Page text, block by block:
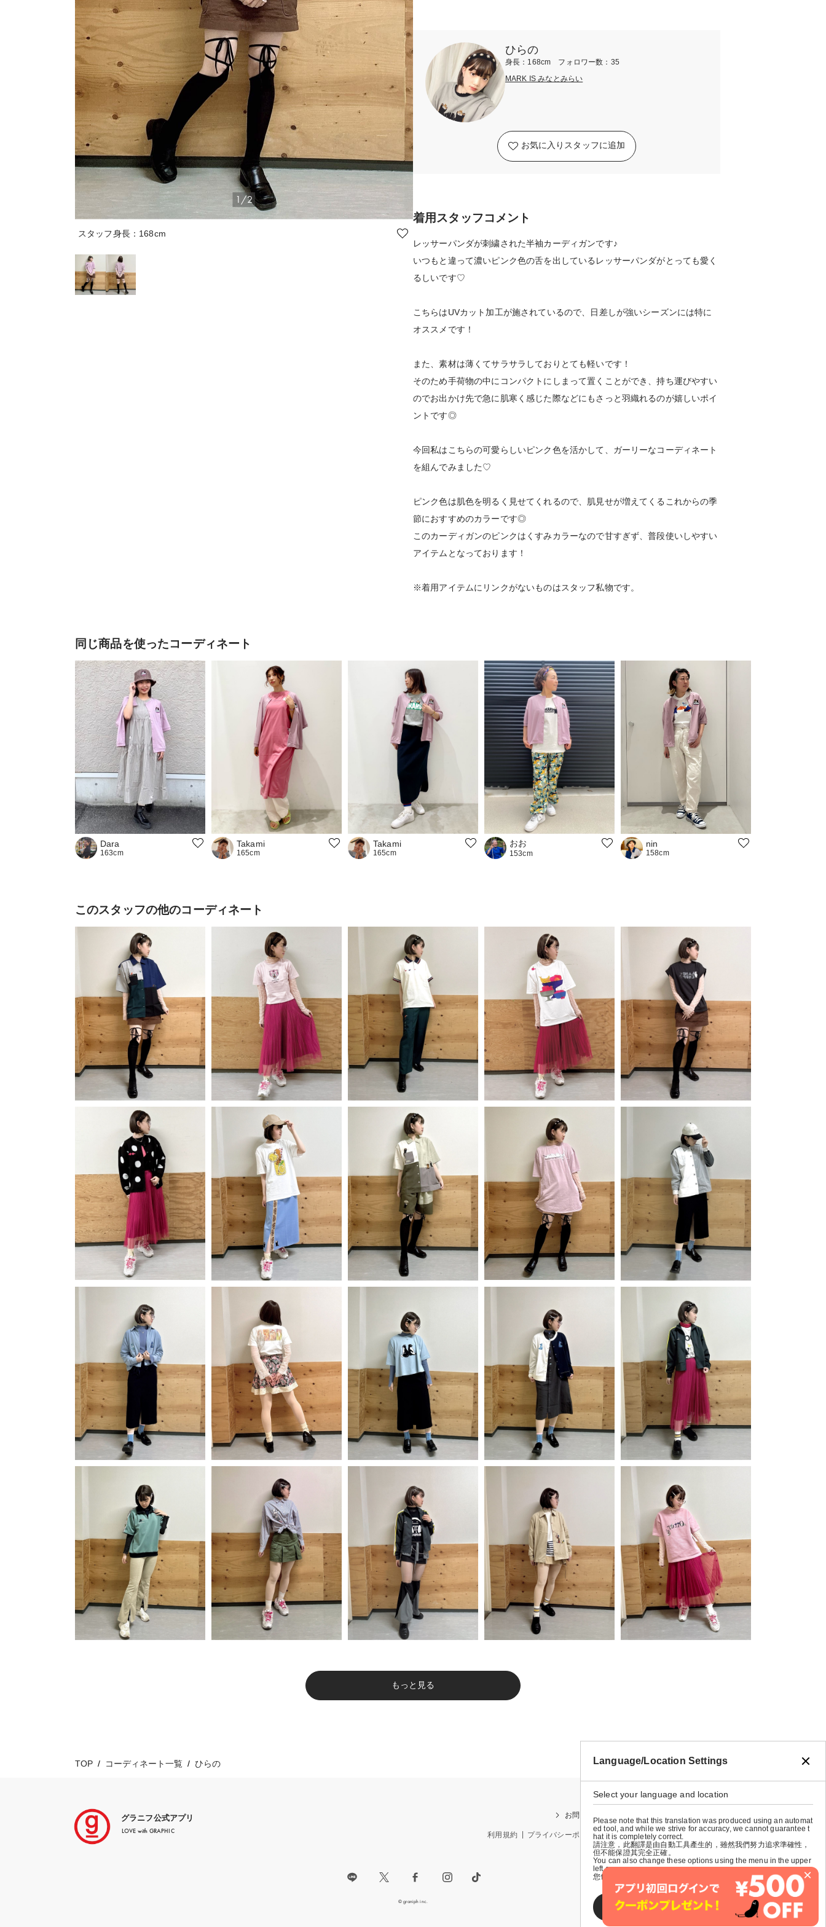
1/2
スタッフ身長：168cm
ひらの
身長：168cm フォロワー数：35
MARK IS みなとみらい
お気に入りスタッフに追加
着用スタッフコメント
レッサーパンダが刺繍された半袖カーディガンです♪
いつもと違って濃いピンク色の舌を出しているレッサーパンダがとっても愛く
るしいです♡
こちらはUVカット加工が施されているので、日差しが強いシーズンには特に
オススメです！
また、素材は薄くてサラサラしておりとても軽いです！
そのため手荷物の中にコンパクトにしまって置くことができ、持ち運びやすい
のでお出かけ先で急に肌寒く感じた際などにもさっと羽織れるのが嬉しいポイ
ントです◎
今回私はこちらの可愛らしいピンク色を活かして、ガーリーなコーディネート
を組んでみました♡
ピンク色は肌色を明るく見せてくれるので、肌見せが増えてくるこれからの季
節におすすめのカラーです◎
このカーディガンのピンクはくすみカラーなので甘すぎず、普段使いしやすい
アイテムとなっております！
※着用アイテムにリンクがないものはスタッフ私物です。
同じ商品を使ったコーディネート
Dara
163cm
Takami
165cm
Takami
165cm
おお
153cm
nin
158cm
このスタッフの他のコーディネート
もっと見る
TOP コーディネート一覧 ひらの
グラニフ公式アプリ
LOVE with GRAPHIC
お問い合わせ
利用規約 プライバシーポリシー 特定商取引法に基づく表示 会社概要
© graniph inc.
×
Language/Location Settings
Select your language and location
Please note that this translation was produced using an automat
ed tool, and while we strive for accuracy, we cannot guarantee t
hat it is completely correct.
請注意，此翻譯是由自動工具產生的，雖然我們努力追求準確性，
但不能保證其完全正確。
You can also change these options using the menu in the upper
left corner.
您也可以使用左上角的選單來更改這些選項。
SAVE